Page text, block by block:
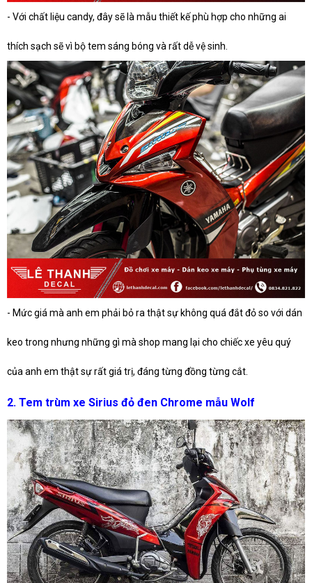
- Với chất liệu candy, đây sẽ là mẫu thiết kế phù hợp cho những ai
thích sạch sẽ vì bộ tem sáng bóng và rất dễ vệ sinh.
- Mức giá mà anh em phải bỏ ra thật sự không quá đắt đỏ so với dán
keo trong nhưng những gì mà shop mang lại cho chiếc xe yêu quý
của anh em thật sự rất giá trị, đáng từng đồng từng cắt.
2. Tem trùm xe Sirius đỏ đen Chrome mẫu Wolf